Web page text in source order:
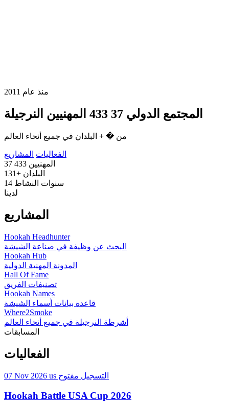
منذ عام 2011
المجتمع الدولي 37 433 المهنيين النرجيلة
من � + البلدان في جميع أنحاء العالم
الفعاليات المشاريع
37 433 المهنيين
131+ البلدان
14 سنوات النشاط
لدينا
المشاريع
Hookah Headhunter
البحث عن وظيفة في صناعة الشيشة
Hookah Hub
المدونة المهنية الدولية
Hall Of Fame
تصنيفات الفريق
Hookah Names
قاعدة بيانات أسماء الشيشة
Where2Smoke
أشرطة النرجيلة في جميع أنحاء العالم
المسابقات
الفعاليات
07 Nov 2026 us التسجيل مفتوح
Hookah Battle USA Cup 2026